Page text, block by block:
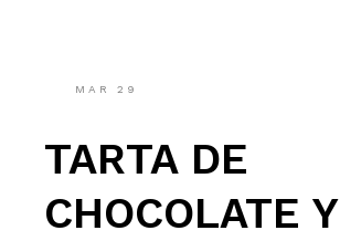
MAR 29
TARTA DE
CHOCOLATE Y